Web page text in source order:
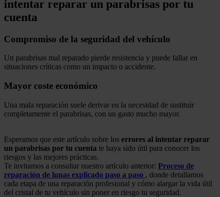
intentar reparar un parabrisas por tu
cuenta
Compromiso de la seguridad del vehículo
Un parabrisas mal reparado pierde resistencia y puede fallar en
situaciones críticas como un impacto o accidente.
Mayor coste económico
Una mala reparación suele derivar en la necesidad de sustituir
completamente el parabrisas, con un gasto mucho mayor.
Esperamos que este artículo sobre los errores al intentar reparar
un parabrisas por tu cuenta te haya sido útil para conocer los
riesgos y las mejores prácticas.
Te invitamos a consultar nuestro artículo anterior: Proceso de
reparación de lunas explicado paso a paso , donde detallamos
cada etapa de una reparación profesional y cómo alargar la vida útil
del cristal de tu vehículo sin poner en riesgo tu seguridad.